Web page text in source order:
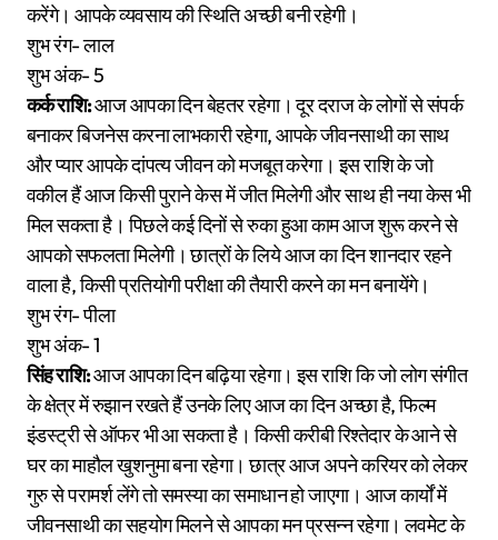
करेंगे। आपके व्यवसाय की स्थिति अच्छी बनी रहेगी।
शुभ रंग- लाल
शुभ अंक- 5
कर्क राशि:आज आपका दिन बेहतर रहेगा। दूर दराज के लोगों से संपर्क
बनाकर बिजनेस करना लाभकारी रहेगा, आपके जीवनसाथी का साथ
और प्यार आपके दांपत्य जीवन को मजबूत करेगा। इस राशि के जो
वकील हैं आज किसी पुराने केस में जीत मिलेगी और साथ ही नया केस भी
मिल सकता है। पिछले कई दिनों से रुका हुआ काम आज शुरू करने से
आपको सफलता मिलेगी। छात्रों के लिये आज का दिन शानदार रहने
वाला है, किसी प्रतियोगी परीक्षा की तैयारी करने का मन बनायेंगे।
शुभ रंग- पीला
शुभ अंक- 1
सिंह राशि:आज आपका दिन बढ़िया रहेगा। इस राशि कि जो लोग संगीत
के क्षेत्र में रुझान रखते हैं उनके लिए आज का दिन अच्छा है, फिल्म
इंडस्ट्री से ऑफर भी आ सकता है। किसी करीबी रिश्तेदार के आने से
घर का माहौल खुशनुमा बना रहेगा। छात्र आज अपने करियर को लेकर
गुरु से परामर्श लेंगे तो समस्या का समाधान हो जाएगा। आज कार्यों में
जीवनसाथी का सहयोग मिलने से आपका मन प्रसन्न रहेगा। लवमेट के